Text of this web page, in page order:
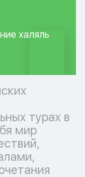
халяль
турах в
мир